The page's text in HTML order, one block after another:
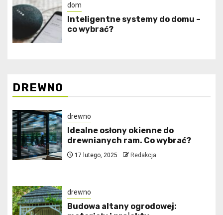
dom
Inteligentne systemy do domu –
co wybrać?
DREWNO
drewno
Idealne osłony okienne do
drewnianych ram. Co wybrać?
17 lutego, 2025 Redakcja
drewno
Budowa altany ogrodowej: